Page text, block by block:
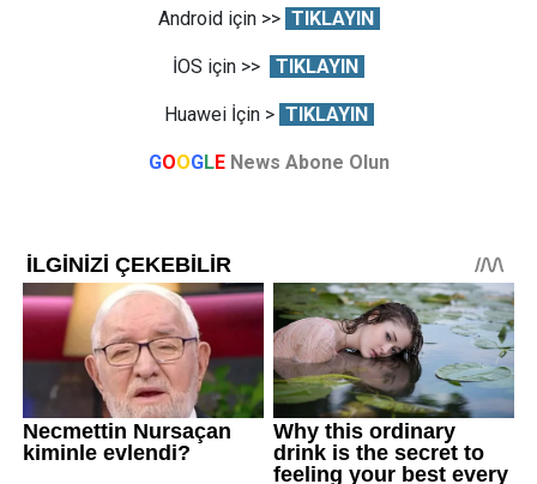
Android için >> TIKLAYIN
İOS için >> TIKLAYIN
Huawei İçin > TIKLAYIN
GOOGLE News Abone Olun